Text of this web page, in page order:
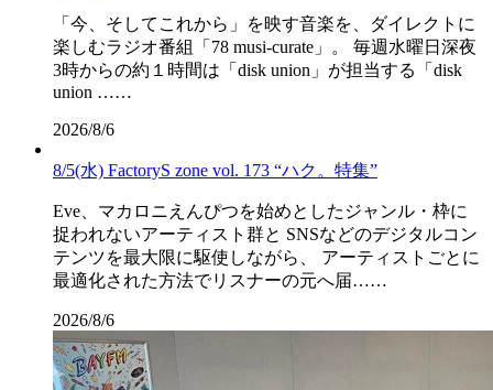
「今、そしてこれから」を映す音楽を、ダイレクトに
楽しむラジオ番組「78 musi-curate」。 毎週水曜日深夜
3時からの約１時間は「disk union」が担当する「disk
union ……
2026/8/6
8/5(水) FactoryS zone vol. 173 “ハク。特集”
Eve、マカロニえんぴつを始めとしたジャンル・枠に
捉われないアーティスト群と SNSなどのデジタルコン
テンツを最大限に駆使しながら、 アーティストごとに
最適化された方法でリスナーの元へ届……
2026/8/6